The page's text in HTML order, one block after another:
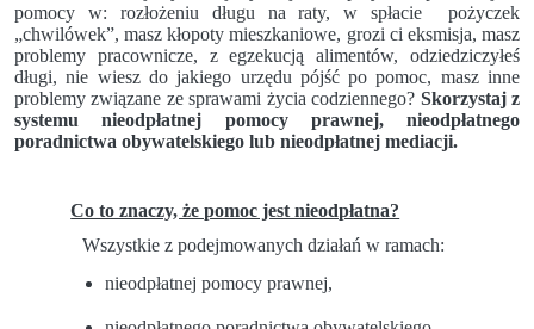
pomocy w: rozłożeniu długu na raty, w spłacie pożyczek
„chwilówek”, masz kłopoty mieszkaniowe, grozi ci eksmisja, masz
problemy pracownicze, z egzekucją alimentów, odziedziczyłeś
długi, nie wiesz do jakiego urzędu pójść po pomoc, masz inne
problemy związane ze sprawami życia codziennego? Skorzystaj z
systemu nieodpłatnej pomocy prawnej, nieodpłatnego
poradnictwa obywatelskiego lub nieodpłatnej mediacji.
Co to znaczy, że pomoc jest nieodpłatna?
Wszystkie z podejmowanych działań w ramach:
nieodpłatnej pomocy prawnej,